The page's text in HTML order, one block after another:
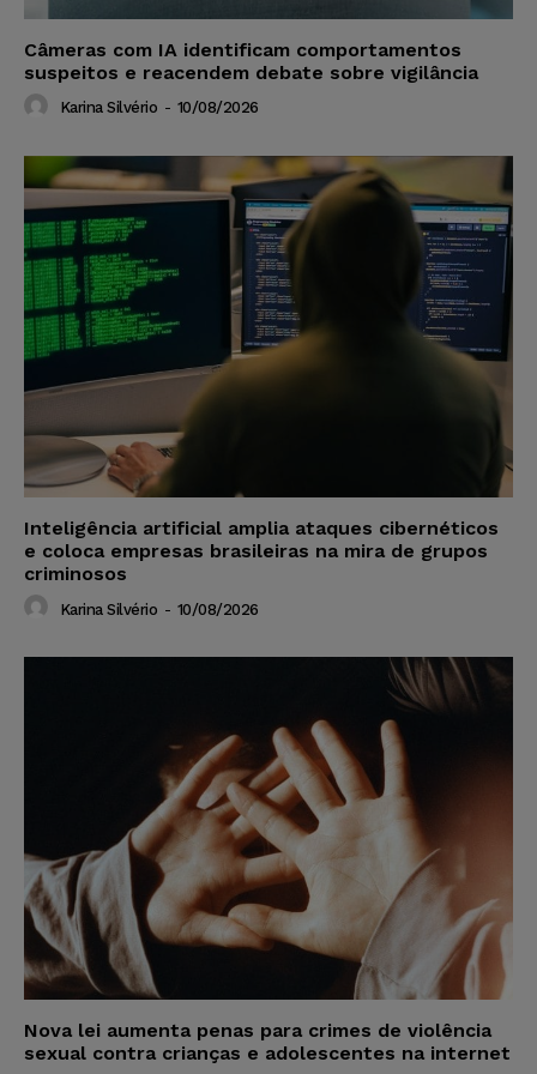
Câmeras com IA identificam comportamentos
suspeitos e reacendem debate sobre vigilância
Karina Silvério - 10/08/2026
Inteligência artificial amplia ataques cibernéticos
e coloca empresas brasileiras na mira de grupos
criminosos
Karina Silvério - 10/08/2026
Nova lei aumenta penas para crimes de violência
sexual contra crianças e adolescentes na internet